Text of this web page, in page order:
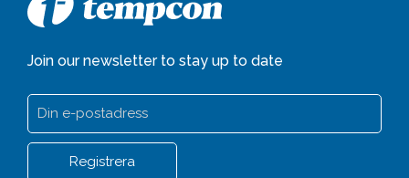
Join our newsletter to stay up to date